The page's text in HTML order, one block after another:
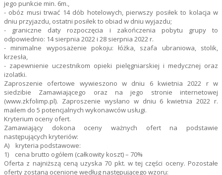
jego punkcie min. 6m.,
- obóz musi trwać 14 dób hotelowych, pierwszy posiłek to kolacja w
dniu przyjazdu, ostatni posiłek to obiad w dniu wyjazdu;
- graniczne daty rozpoczęcia i zakończenia pobytu grupy to
odpowiednio: 14 sierpnia 2022 i 28 sierpnia 2022 r.
- minimalne wyposażenie pokoju: łóżka, szafa ubraniowa, stolik,
krzesła,
- zapewnienie uczestnikom opieki pielęgniarskiej i medycznej oraz
izolatki.
Zaproszenie ofertowe wywieszono w dniu 6 kwietnia 2022 r w
siedzibie Zamawiającego oraz na jego stronie internetowej
(www.zkfolimp.pl). Zaproszenie wysłano w dniu 6 kwietnia 2022 r.
mailem do 5 potencjalnych wykonawców usługi.
Kryterium oceny ofert.
Zamawiający dokona oceny ważnych ofert na podstawie
następujących kryteriów:
A) kryteria podstawowe:
1) cena brutto ogółem (całkowity koszt) – 70%
Oferta z najniższą ceną uzyska 70 pkt. w tej części oceny. Pozostałe
oferty zostaną ocenione według następującego wzoru: